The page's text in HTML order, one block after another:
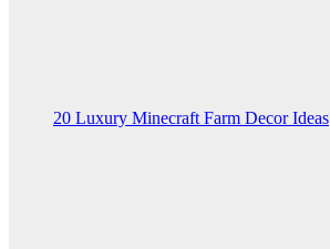
20 Luxury Minecraft Farm Decor Ideas